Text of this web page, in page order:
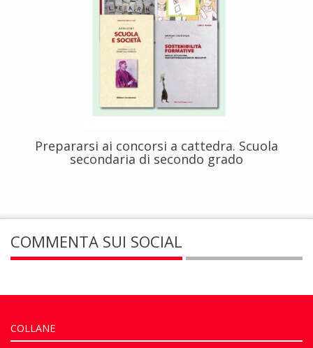
Prepararsi ai concorsi a cattedra. Scuola
secondaria di secondo grado
COMMENTA SUI SOCIAL
COLLANE